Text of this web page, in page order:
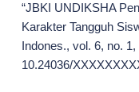
“JBKI UNDIKSHA
Karakter Tangguh
Indones., vol. 6, no.
10.24036/